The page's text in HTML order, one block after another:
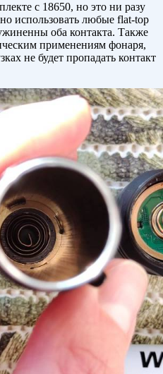
с 18650, но это ни разу
использовать любые flat-top
оба контакта. Также
применениям фонаря,
не будет пропадать контакт